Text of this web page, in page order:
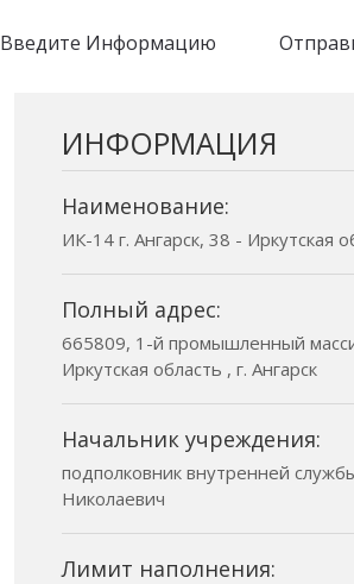
Введите Информацию
ИНФОРМАЦИЯ
Наименование:
ИК-14 г. Ангарск, 38 - Иркутская
Полный адрес:
665809, 1-й промышленный
Иркутская область , г. Ангарск
Начальник учреждения:
подполковник внутренней
Николаевич
Лимит наполнения: